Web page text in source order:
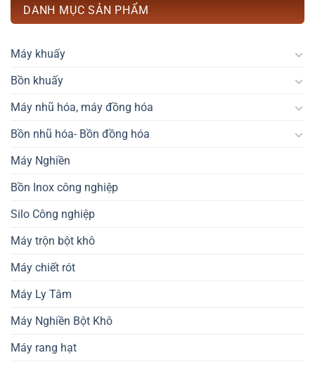
DANH MỤC SẢN PHẨM
Máy khuấy
Bồn khuấy
Máy nhũ hóa, máy đồng hóa
Bồn nhũ hóa- Bồn đồng hóa
Máy Nghiền
Bồn Inox công nghiệp
Silo Công nghiệp
Máy trộn bột khô
Máy chiết rót
Máy Ly Tâm
Máy Nghiền Bột Khô
Máy rang hạt